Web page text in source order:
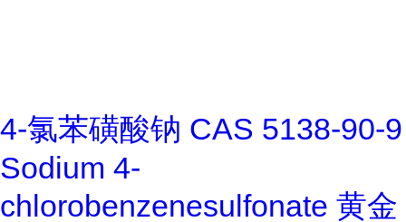
4-氯苯磺酸钠 CAS 5138-90-9
Sodium 4-
chlorobenzenesulfonate 黄金